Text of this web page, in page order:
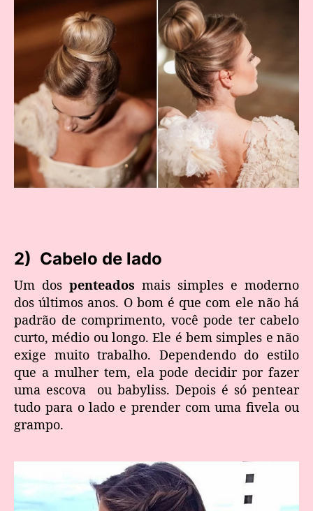
2) Cabelo de lado
Um dos penteados mais simples e moderno
dos últimos anos. O bom é que com ele não há
padrão de comprimento, você pode ter cabelo
curto, médio ou longo. Ele é bem simples e não
exige muito trabalho. Dependendo do estilo
que a mulher tem, ela pode decidir por fazer
uma escova ou babyliss. Depois é só pentear
tudo para o lado e prender com uma fivela ou
grampo.